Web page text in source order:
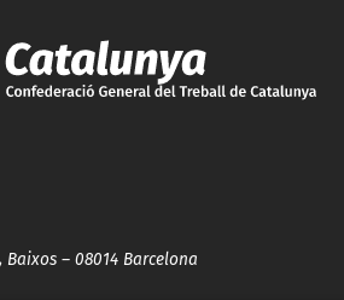
Baixos – 08014 Barcelona